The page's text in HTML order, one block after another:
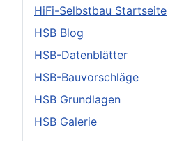
HiFi-Selbstbau Startseite
HSB Blog
HSB-Datenblätter
HSB-Bauvorschläge
HSB Grundlagen
HSB Galerie